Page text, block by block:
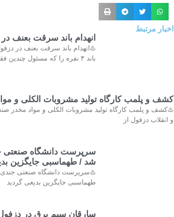
اخبار مرتبط
انهدام باند سرقت بعنف
♨️انهدام باند سرقت بعنف در
باند ۳ نفره را که مسئول چندین فقره
کشف و پلمب کارگاه تولید مشروبات الکلی و
♨️کشف و پلمب کارگاه تولید مشروبات الکلی و مواد مخدر
و انقلاب دزفول از
سرپرست دانشگاه صنعتی
شد / طهماسبی جایگزین
♨️سرپرست دانشگاه صنعتی
طهماسبی جایگزین بدیعی گردید
سارقان سیم برق در